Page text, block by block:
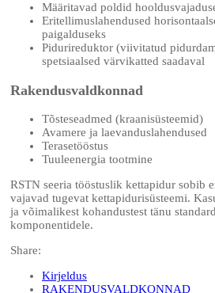
Määritavad poldid
Eritellimuslahendused
paigalduseks
Pidurireduktor (viivitatud
spetsiaalsed värvikatted saadaval
Rakendusvaldkonnad
Tõsteseadmed (kraanisüsteemid)
Avamere ja laevanduslahendused
Terasetööstus
Tuuleenergia tootmine
RSTN seeria tööstuslik kettapidur sobib
vajavad tugevat kettapidurisüsteemi.
ja võimalikest kohandustest tänu
komponentidele.
Share:
Kirjeldus
RAKENDUSVALDKONNAD